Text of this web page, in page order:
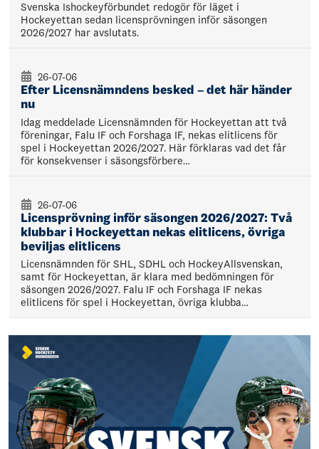
Svenska Ishockeyförbundet redogör för läget i
Hockeyettan sedan licensprövningen inför säsongen
2026/2027 har avslutats.
Efter Licensnämndens besked – det här händer
nu
26-07-06
Idag meddelade Licensnämnden för Hockeyettan att två
föreningar, Falu IF och Forshaga IF, nekas elitlicens för
spel i Hockeyettan 2026/2027. Här förklaras vad det får
för konsekvenser i säsongsförbere…
Licensprövning inför säsongen 2026/2027: Två
klubbar i Hockeyettan nekas elitlicens, övriga
beviljas elitlicens
26-07-06
Licensnämnden för SHL, SDHL och HockeyAllsvenskan,
samt för Hockeyettan, är klara med bedömningen för
säsongen 2026/2027. Falu IF och Forshaga IF nekas
elitlicens för spel i Hockeyettan, övriga klubba…